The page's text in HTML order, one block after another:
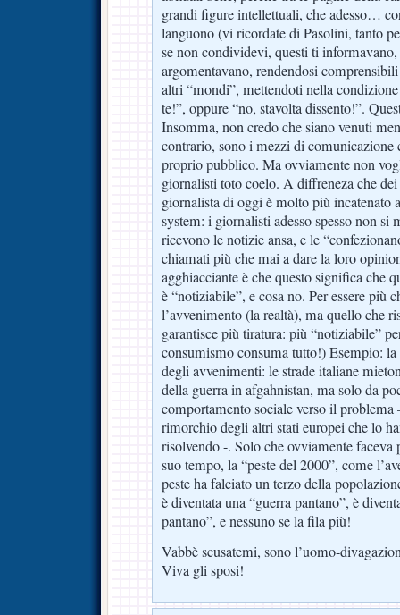
grandi figure intellettuali, che adesso…
languono (vi ricordate di Pasolini, tanto
se non condividevi, questi ti informavano,
argomentavano, rendendosi
altri “mondi”, mettendoti nella
te!”, oppure “no, stavolta dissento!”.
Insomma, non credo che siano venuti
contrario, sono i mezzi di comunicazione
proprio pubblico. Ma ovviamente non
giornalisti toto coelo. A diffreneza che
giornalista di oggi è molto più incatenato
system: i giornalisti adesso spesso non si
ricevono le notizie ansa, e le
chiamati più che mai a dare la loro
agghiacciante è che questo significa che
è “notiziabile”, e cosa no. Per essere più
l’avvenimento (la realtà), ma quello che
garantisce più tiratura: più “notiziabile”
consumismo consuma tutto!) Esempio:
degli avvenimenti: le strade italiane
della guerra in afgahnistan, ma solo da
comportamento sociale verso il problema
rimorchio degli altri stati europei che lo
risolvendo -. Solo che ovviamente faceva
suo tempo, la “peste del 2000”, come
peste ha falciato un terzo della
è diventata una “guerra pantano”, è
pantano”, e nessuno se la fila più!
Vabbè scusatemi, sono l’uomo-
Viva gli sposi!